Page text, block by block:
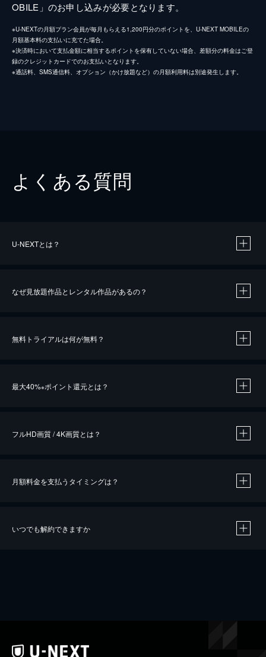
OBILE」のお申し込みが必要となります。
※U-NEXTの月額プラン会員が毎月もらえる1,200円分のポイントを、U-NEXT MOBILEの
月額基本料の支払いに充てた場合。
※決済時において支払金額に相当するポイントを保有していない場合、差額分の料金はご登
録のクレジットカードでのお支払いとなります。
※通話料、SMS通信料、オプション（かけ放題など）の月額利用料は別途発生します。
よくある質問
U-NEXTとは？
なぜ見放題作品とレンタル作品があるの？
無料トライアルは何が無料？
最大40%※ポイント還元とは？
※40％ポイント還元の対象は、クレジットカード決済による作品の購入 / レンタルです。
フルHD画質 / 4K画質とは？
月額料金を支払うタイミングは？
いつでも解約できますか